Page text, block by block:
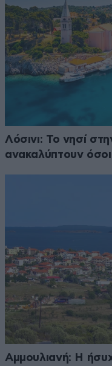
Λόσινι: Το νησί
ανακαλύπτουν
Αμμουλιανή: Η